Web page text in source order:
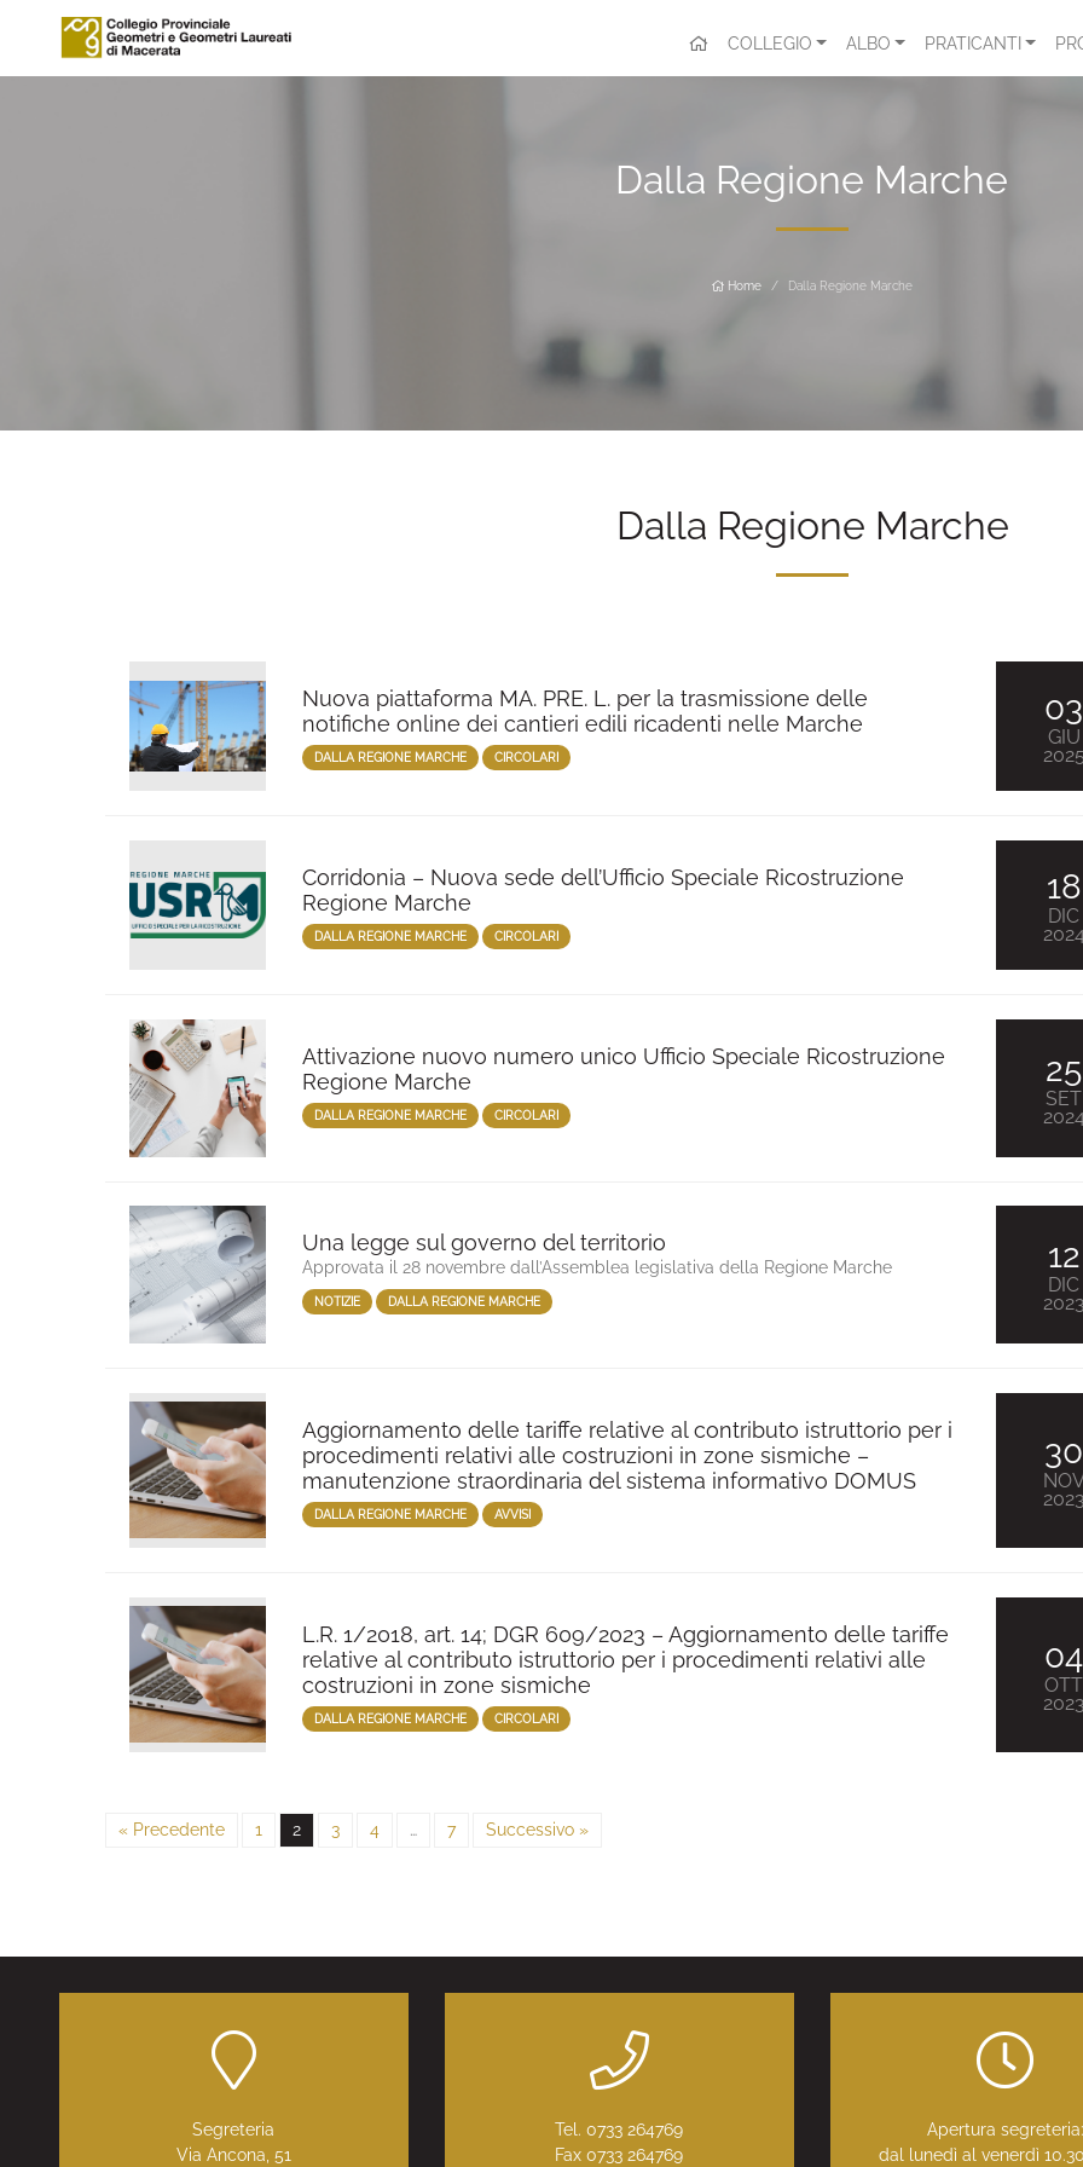
COLLEGIO ALBO PRATICANTI
Dalla Regione Marche
Home Dalla Regione Marche
Dalla Regione Marche
Nuova piattaforma MA. PRE. L. per la trasmissione delle
notifiche online dei cantieri edili ricadenti nelle Marche
DALLA REGIONE MARCHE CIRCOLARI
03
GIU
2025
Corridonia – Nuova sede dell’Ufficio Speciale Ricostruzione
Regione Marche
DALLA REGIONE MARCHE CIRCOLARI
18
DIC
2024
Attivazione nuovo numero unico Ufficio Speciale Ricostruzione
Regione Marche
DALLA REGIONE MARCHE CIRCOLARI
25
SET
2024
Una legge sul governo del territorio
Approvata il 28 novembre dall’Assemblea legislativa della Regione Marche
NOTIZIE DALLA REGIONE MARCHE
12
DIC
2023
Aggiornamento delle tariffe relative al contributo istruttorio per i
procedimenti relativi alle costruzioni in zone sismiche –
manutenzione straordinaria del sistema informativo DOMUS
DALLA REGIONE MARCHE AVVISI
30
2023
L.R. 1/2018, art. 14; DGR 609/2023 – Aggiornamento delle tariffe
relative al contributo istruttorio per i procedimenti relativi alle
costruzioni in zone sismiche
DALLA REGIONE MARCHE CIRCOLARI
04
OTT
2023
« Precedente 1 2 3 4 … 7 Successivo »
Segreteria
Via Ancona, 51
Tel. 0733 264769
Fax 0733 264769
Apertura segreteria:
dal lunedì al venerdì